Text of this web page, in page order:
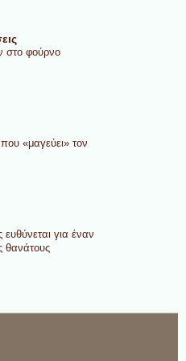
στο φούρνο
«μαγεύει» τον
ευθύνεται για έναν
θανάτους